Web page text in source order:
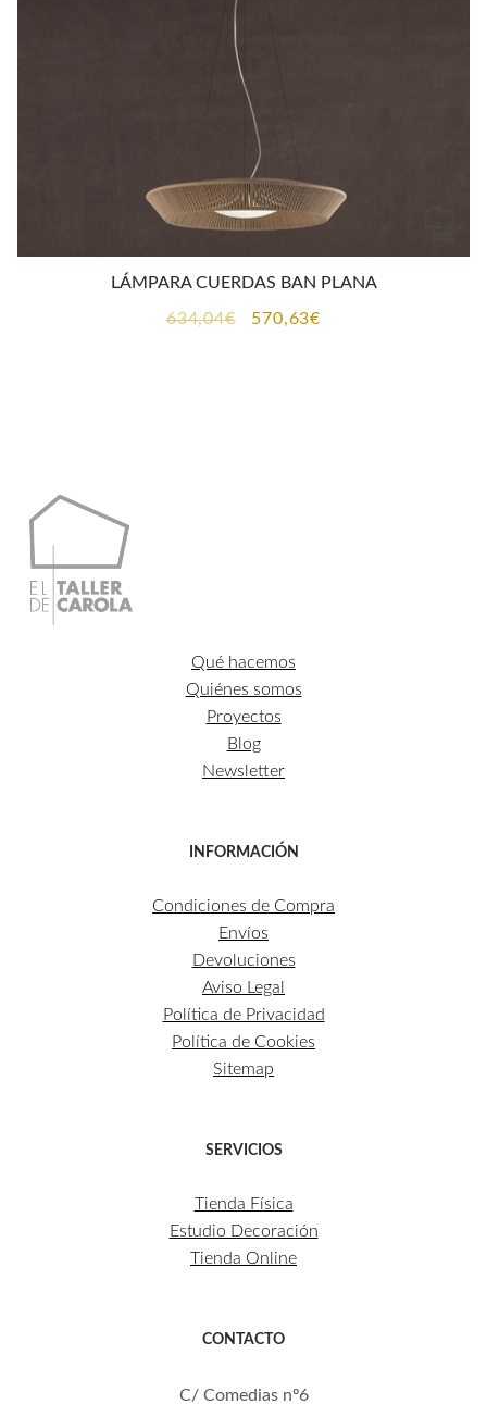
LÁMPARA CUERDAS BAN PLANA
634,04€
El570,63€El
Qué hacemos
Quiénes somos
Proyectos
Blog
Newsletter
INFORMACIÓN
Condiciones de Compra
Envíos
Devoluciones
Aviso Legal
Política de Privacidad
Política de Cookies
Sitemap
SERVICIOS
Tienda Física
Estudio Decoración
Tienda Online
CONTACTO
C/ Comedias nº6